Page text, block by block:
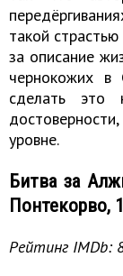
такой
за описание
чернокожих
сделать это
уровне.
Битва за
Понтекорво,
Рейтинг IMDb: